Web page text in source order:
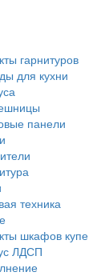
гарнитуров
для кухни
панели
техника
шкафов купе
ЛДСП